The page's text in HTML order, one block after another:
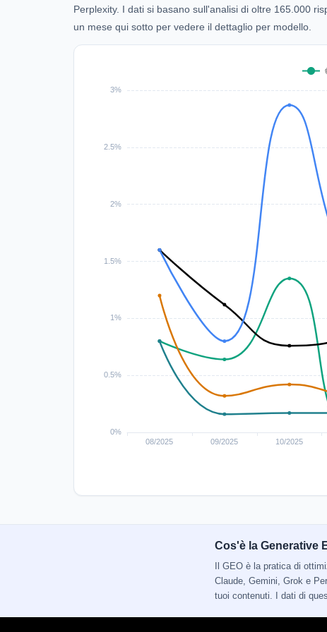
Perplexity. I dati si basano sull'analisi di oltre 165.000
un mese qui sotto per vedere il dettaglio per modello.
Cos'è la Generative
Il GEO è la pratica di
Claude, Gemini, Grok e
tuoi contenuti. I dati di